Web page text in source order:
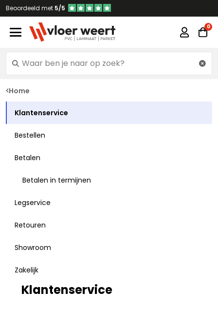
Beoordeeld met 5/5
Home
Klantenservice
Bestellen
Betalen
Betalen in termijnen
Legservice
Retouren
Showroom
Zakelijk
Klantenservice